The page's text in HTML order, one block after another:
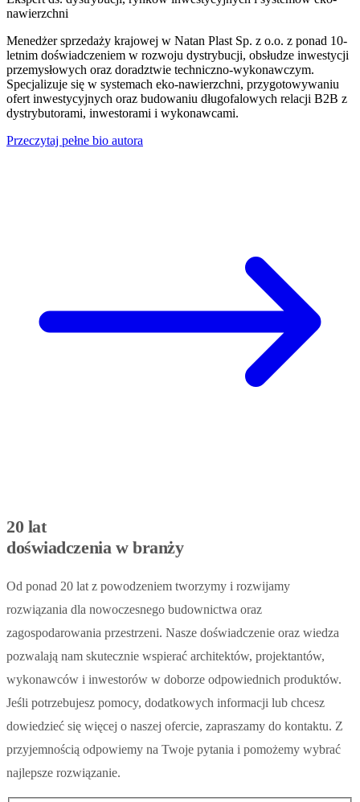
nawierzchni
Menedżer sprzedaży krajowej w Natan Plast Sp. z o.o. z ponad 10-
letnim doświadczeniem w rozwoju dystrybucji, obsłudze inwestycji
przemysłowych oraz doradztwie techniczno-wykonawczym.
Specjalizuje się w systemach eko-nawierzchni, przygotowywaniu
ofert inwestycyjnych oraz budowaniu długofalowych relacji B2B z
dystrybutorami, inwestorami i wykonawcami.
Przeczytaj pełne bio autora
20 lat
doświadczenia w branży
Od ponad 20 lat z powodzeniem tworzymy i rozwijamy
rozwiązania dla nowoczesnego budownictwa oraz
zagospodarowania przestrzeni. Nasze doświadczenie oraz wiedza
pozwalają nam skutecznie wspierać architektów, projektantów,
wykonawców i inwestorów w doborze odpowiednich produktów.
Jeśli potrzebujesz pomocy, dodatkowych informacji lub chcesz
dowiedzieć się więcej o naszej ofercie, zapraszamy do kontaktu. Z
przyjemnością odpowiemy na Twoje pytania i pomożemy wybrać
najlepsze rozwiązanie.